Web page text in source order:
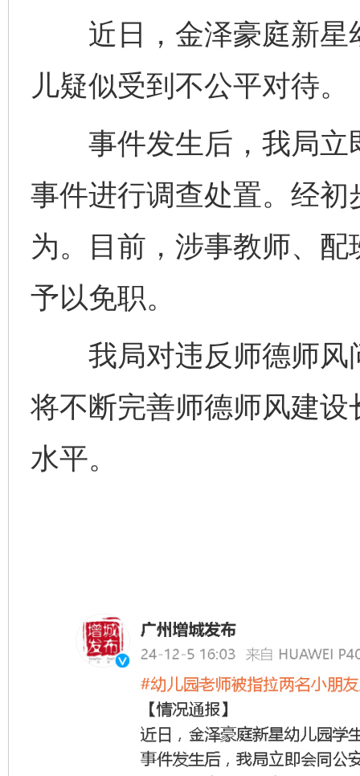
近日，金泽豪庭新星
儿疑似受到不公平对待。
事件发生后，我局立
事件进行调查处置。经
为。目前，涉事教师、
予以免职。
我局对违反师德师风
将不断完善师德师风建
水平。